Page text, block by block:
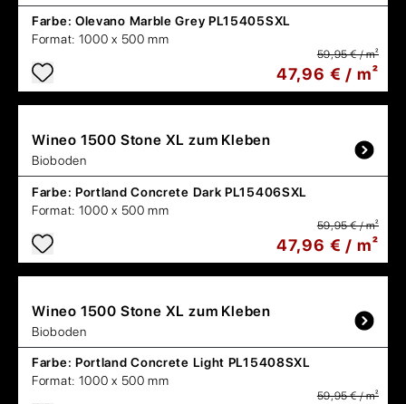
Farbe: Olevano Marble Grey PL15405SXL
Format: 1000 x 500 mm
59,95 € / m²
47,96 € / m²
Wineo 1500 Stone XL zum Kleben
Bioboden
Farbe: Portland Concrete Dark PL15406SXL
Format: 1000 x 500 mm
59,95 € / m²
47,96 € / m²
Wineo 1500 Stone XL zum Kleben
Bioboden
Farbe: Portland Concrete Light PL15408SXL
Format: 1000 x 500 mm
59,95 € / m²